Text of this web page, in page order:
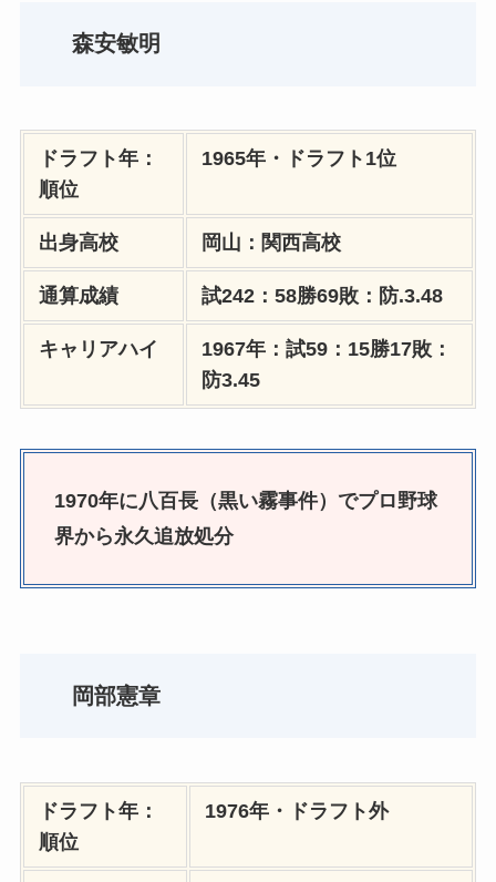
森安敏明
ドラフト年：
順位
1965年・ドラフト1位
出身高校 岡山：関西高校
通算成績 試242：58勝69敗：防.3.48
キャリアハイ
1967年：試59：15勝17敗：
防3.45
1970年に八百長（黒い霧事件）でプロ野球
界から永久追放処分
岡部憲章
ドラフト年：
順位
1976年・ドラフト外